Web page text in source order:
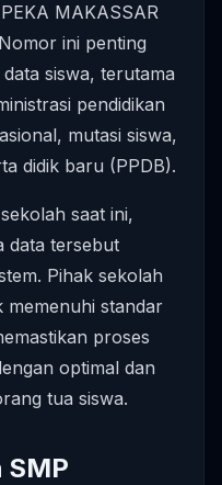
MAKASSAR
ini penting
siswa, terutama
pendidikan
mutasi siswa,
didik baru (PPDB).
saat ini,
data tersebut
Pihak sekolah
memenuhi standar
proses
optimal dan
tua siswa.
SMP